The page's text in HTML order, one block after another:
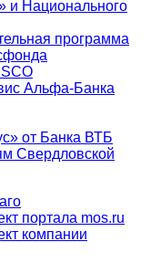
и Национального
программа
Альфа-Банка
от Банка ВТБ
Свердловской
портала mos.ru
компании